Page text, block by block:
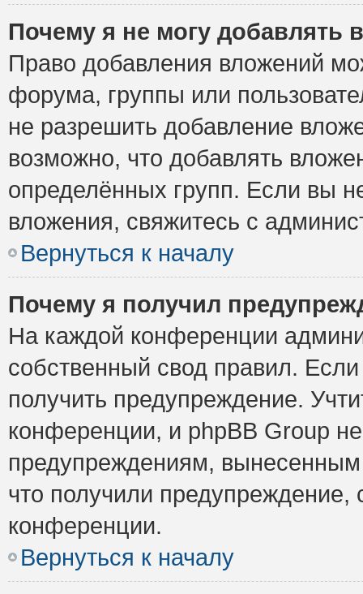
Почему я не могу добавлять
Право добавления вложений
форума, группы или
не разрешить добавление
возможно, что добавлять
определённых групп. Если вы
вложения, свяжитесь с
Вернуться к началу
Почему я получил
На каждой конференции
собственный свод правил.
получить предупреждение.
конференции, и phpBB Group
предупреждениям,
что получили предупреждение,
конференции.
Вернуться к началу